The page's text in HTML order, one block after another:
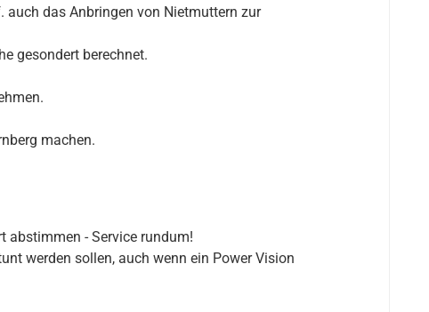
auch das Anbringen von Nietmuttern zur
gesondert berechnet.
machen.
abstimmen - Service rundum!
werden sollen, auch wenn ein Power Vision